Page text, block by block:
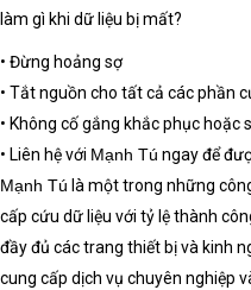
làm gì khi dữ liệu bị mất?
• Đừng hoảng sợ
• Tắt nguồn cho tất cả các phần
• Không cố gắng khắc phục hoặc
• Liên hệ với Mạnh Tú ngay để
Mạnh Tú là một trong những
cấp cứu dữ liệu với tỷ lệ thành
đầy đủ các trang thiết bị và kinh
cung cấp dịch vụ chuyên nghiệp